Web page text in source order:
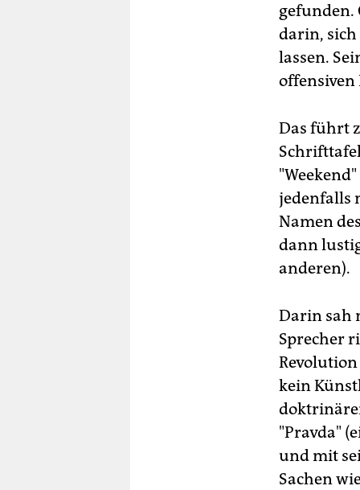
gefunden.
darin,
lassen.
offensiven
Das führt
jedenfalls
Namen
dann
anderen).
Darin sah
Sprecher
kein
"Pravda"
und mit
Sachen